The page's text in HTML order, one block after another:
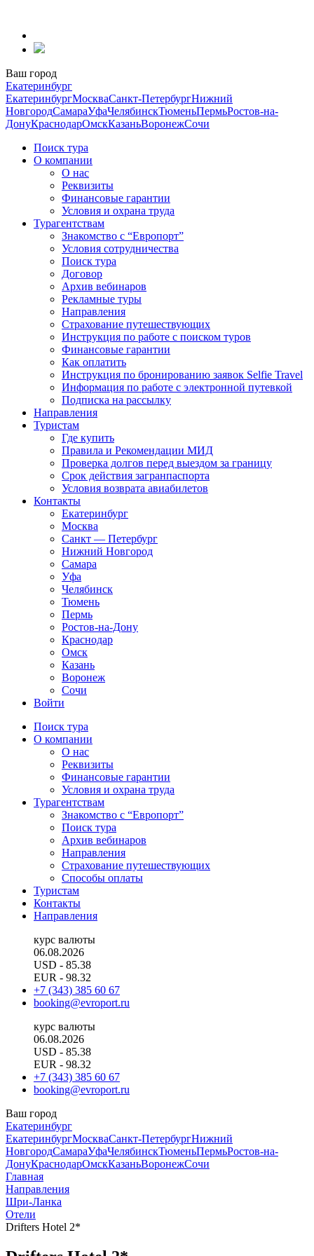
содержанию
Ваш город
Екатеринбург
ЕкатеринбургМоскваСанкт-ПетербургНижний
НовгородСамараУфаЧелябинскТюменьПермьРостов-на-
ДонуКраснодарОмскКазаньВоронежСочи
Поиск тура
О компании
О нас
Реквизиты
Финансовые гарантии
Условия и охрана труда
Турагентствам
Знакомство с “Европорт”
Условия сотрудничества
Поиск тура
Договор
Архив вебинаров
Рекламные туры
Направления
Страхование путешествующих
Инструкция по работе с поиском туров
Финансовые гарантии
Как оплатить
Инструкция по бронированию заявок Selfie Travel
Информация по работе с электронной путевкой
Подписка на рассылку
Направления
Туристам
Где купить
Правила и Рекомендации МИД
Проверка долгов перед выездом за границу
Срок действия загранпаспорта
Условия возврата авиабилетов
Контакты
Екатеринбург
Москва
Санкт — Петербург
Нижний Новгород
Самара
Уфа
Челябинск
Тюмень
Пермь
Ростов-на-Дону
Краснодар
Омск
Казань
Воронеж
Сочи
Войти
Поиск тура
О компании
О нас
Реквизиты
Финансовые гарантии
Условия и охрана труда
Турагентствам
Знакомство с “Европорт”
Поиск тура
Архив вебинаров
Направления
Страхование путешествующих
Способы оплаты
Туристам
Контакты
Направления
курс валюты
06.08.2026
USD - 85.38
EUR - 98.32
+7 (343) 385 60 67
booking@evroport.ru
курс валюты
06.08.2026
USD - 85.38
EUR - 98.32
+7 (343) 385 60 67
booking@evroport.ru
Ваш город
Екатеринбург
ЕкатеринбургМоскваСанкт-ПетербургНижний
НовгородСамараУфаЧелябинскТюменьПермьРостов-на-
ДонуКраснодарОмскКазаньВоронежСочи
Главная
Направления
Шри-Ланка
Отели
Drifters Hotel 2*